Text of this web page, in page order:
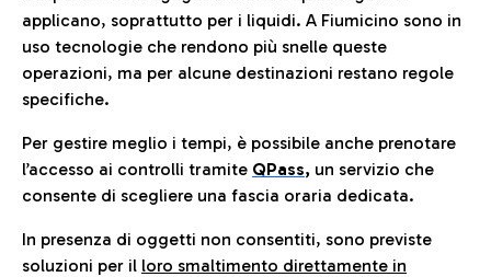
applicano, soprattutto per i liquidi. A Fiumicino sono in
uso tecnologie che rendono più snelle queste
operazioni, ma per alcune destinazioni restano regole
specifiche.
Per gestire meglio i tempi, è possibile anche prenotare
l’accesso ai controlli tramite QPass, un servizio che
consente di scegliere una fascia oraria dedicata.
In presenza di oggetti non consentiti, sono previste
soluzioni per il loro smaltimento direttamente in